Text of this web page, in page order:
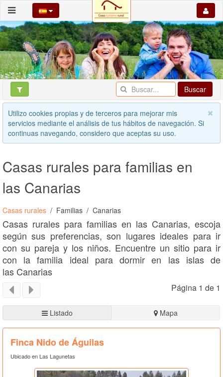
Buscar
Utilizo cookies propias y de terceros para mejorar mis
servicios mediante el análisis de tus hábitos de navegación. Si
continuas navegando, considero que aceptas su uso.
Casas rurales para familias en
las Canarias
Casas rurales Familias Canarias
Casas rurales para familias en las Canarias, escoja
según sus preferencias, son lugares ideales para ir
con su pareja y los niños. Encuentre un sitio para ir
con la familia ideal para dormir en las islas de
las Canarias
Página 1 de 1
Listado Mapa
Finca Nido de Águilas
Ubicado en Las Lagunetas